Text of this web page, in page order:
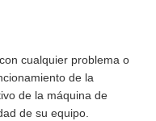
cualquier problema o
de la
de la máquina de
de su equipo.